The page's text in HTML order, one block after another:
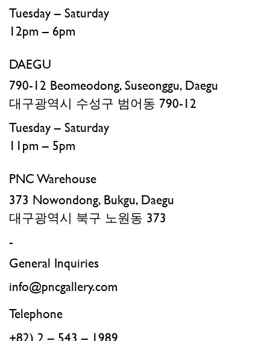
Tuesday – Saturday
12pm – 6pm
DAEGU
790-12 Beomeodong, Suseonggu, Daegu
대구광역시 수성구 범어동 790-12
Tuesday – Saturday
11pm – 5pm
PNC Warehouse
373 Nowondong, Bukgu, Daegu
대구광역시 북구 노원동 373
-
General Inquiries
info@pncgallery.com
Telephone